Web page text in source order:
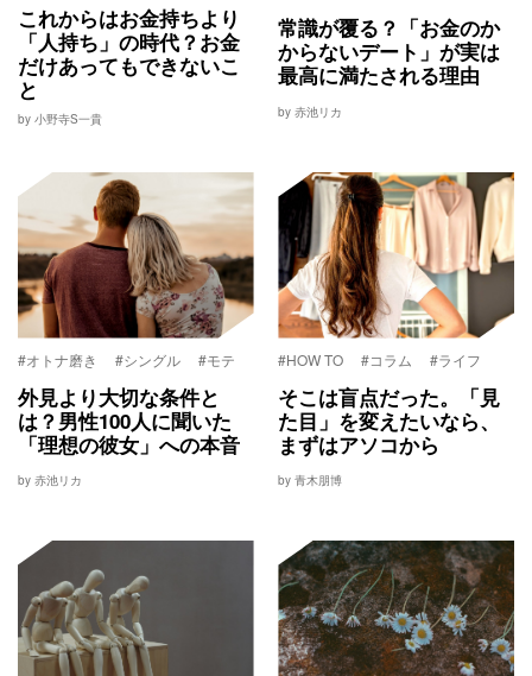
これからはお金持ちより
「人持ち」の時代？お金
だけあってもできないこ
と
by 小野寺S一貴
常識が覆る？「お金のか
からないデート」が実は
最高に満たされる理由
by 赤池リカ
#オトナ磨き #シングル #モテ
外見より大切な条件と
は？男性100人に聞いた
「理想の彼女」への本音
by 赤池リカ
#HOW TO #コラム #ライフ
そこは盲点だった。「見
た目」を変えたいなら、
まずはアソコから
by 青木朋博